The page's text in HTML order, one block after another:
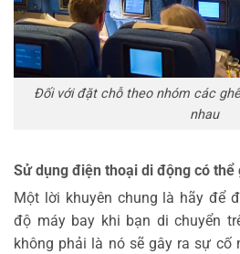
Đối với đặt chỗ theo nhóm các
nhau
Sử dụng điện thoại di động có thể
Một lời khuyên chung là hãy để
độ máy bay khi bạn di chuyển
không phải là nó sẽ gây ra sự cố